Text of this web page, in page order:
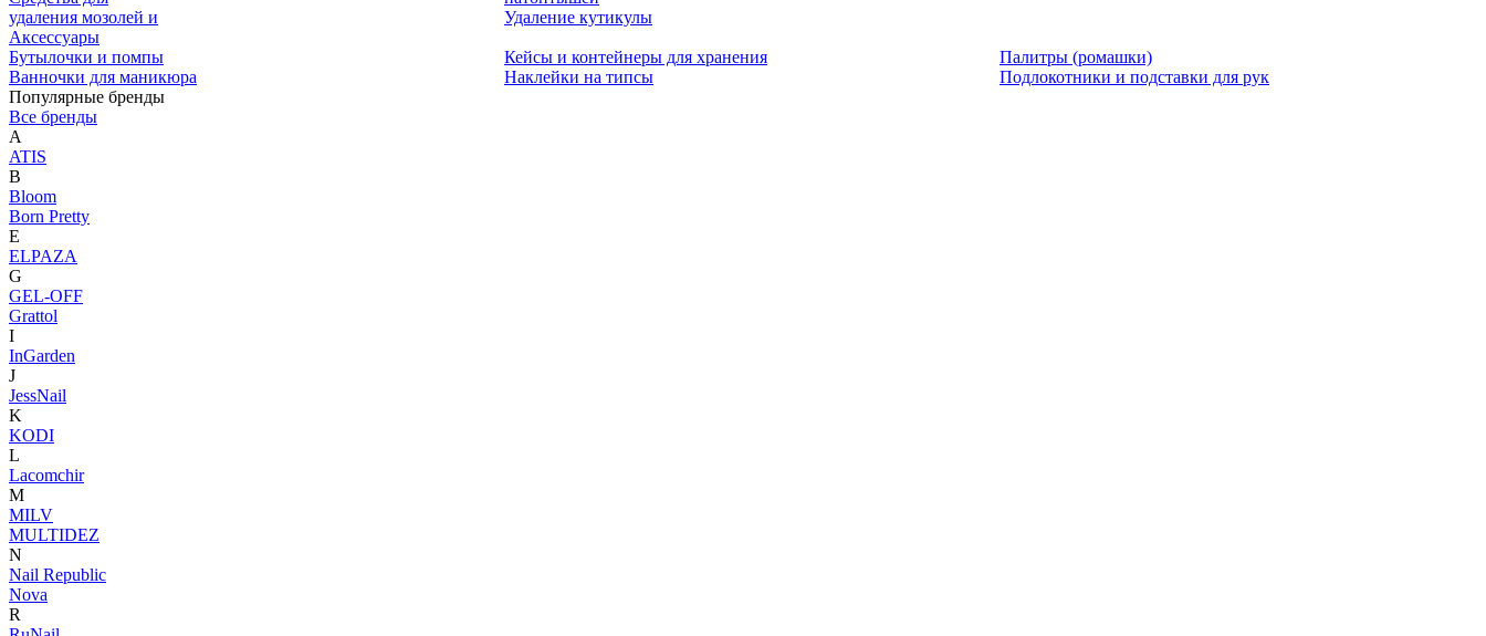
удаления мозолей и
Удаление кутикулы
Аксессуары
Бутылочки и помпы
Ванночки для маникюра
Кейсы и контейнеры для хранения
Наклейки на типсы
Палитры (ромашки)
Подлокотники и подставки для рук
Популярные бренды
Все бренды
A
ATIS
B
Bloom
Born Pretty
E
ELPAZA
G
GEL-OFF
Grattol
I
InGarden
J
JessNail
K
KODI
L
Lacomchir
M
MILV
MULTIDEZ
N
Nail Republic
Nova
R